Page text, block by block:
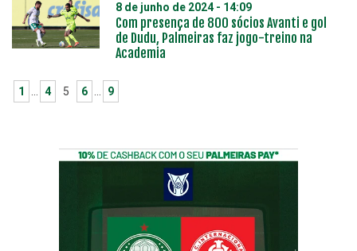
8 de junho de 2024 - 14:09
Com presença de 800 sócios Avanti e gol
de Dudu, Palmeiras faz jogo-treino na
Academia
1 4 5 6 9